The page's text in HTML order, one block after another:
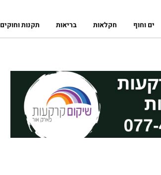
ים וחוף חקלאות בריאות תקנות וחוקים